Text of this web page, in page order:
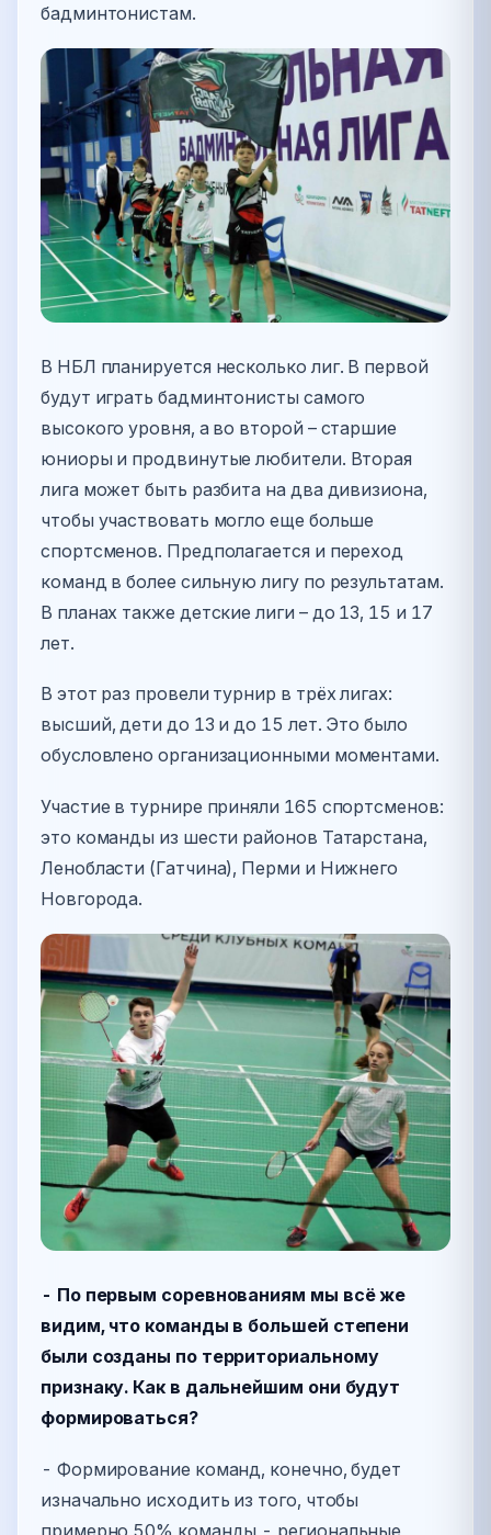
бадминтонистам.
В НБЛ планируется несколько лиг. В первой
будут играть бадминтонисты самого
высокого уровня, а во второй – старшие
юниоры и продвинутые любители. Вторая
лига может быть разбита на два дивизиона,
чтобы участвовать могло еще больше
спортсменов. Предполагается и переход
команд в более сильную лигу по результатам.
В планах также детские лиги – до 13, 15 и 17
лет.
В этот раз провели турнир в трёх лигах:
высший, дети до 13 и до 15 лет. Это было
обусловлено организационными моментами.
Участие в турнире приняли 165 спортсменов:
это команды из шести районов Татарстана,
Ленобласти (Гатчина), Перми и Нижнего
Новгорода.
- По первым соревнованиям мы всё же
видим, что команды в большей степени
были созданы по территориальному
признаку. Как в дальнейшим они будут
формироваться?
- Формирование команд, конечно, будет
изначально исходить из того, чтобы
примерно 50% команды - региональные